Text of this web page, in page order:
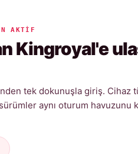
AKTIF
Kingroyal'e
tek dokunuşla giriş. Cihaz
aynı oturum havuzunu